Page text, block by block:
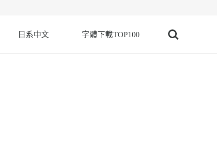
日系中文 字體下載TOP100